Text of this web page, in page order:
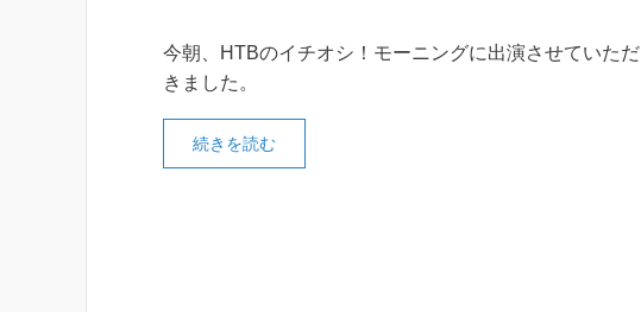
今朝、HTBのイチオシ！モーニングに出演させていただ
きました。
続きを読む